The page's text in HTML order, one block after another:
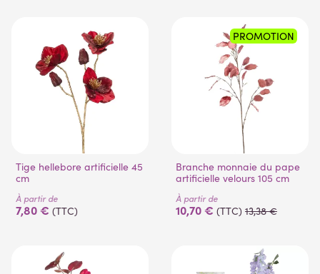
Tige hellebore artificielle 45
cm
À partir de
7,80 € (TTC)
PROMOTION
Branche monnaie du pape
artificielle velours 105 cm
À partir de
10,70 € (TTC) 13,38 €